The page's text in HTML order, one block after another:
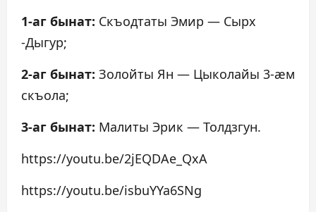
1-аг бынат: Скъодтаты Эмир — Сырх
-Дыгур;
2-аг бынат: Золойты Ян — Цыколайы 3-æм
скъола;
3-аг бынат: Малиты Эрик — Толдзгун.
https://youtu.be/2jEQDAe_QxA
https://youtu.be/isbuYYa6SNg